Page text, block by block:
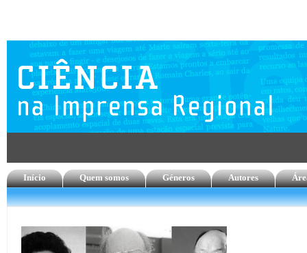
Início Quem somos Géneros Autores